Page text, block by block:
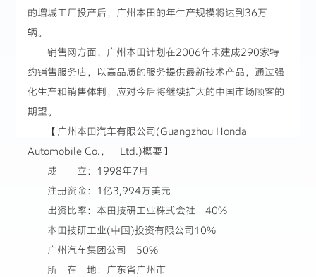
的增城工厂投产后，广州本田的年生产规模将达到36万
辆。
销售网方面，广州本田计划在2006年末建成290家特
约销售服务店，以高品质的服务提供最新技术产品，通过强
化生产和销售体制，应对今后将继续扩大的中国市场顾客的
期望。
【广州本田汽车有限公司(Guangzhou Honda
Automobile Co.， Ltd.)概要】
成 立：1998年7月
注册资金：1亿3,994万美元
出资比率：本田技研工业株式会社 40%
本田技研工业(中国)投资有限公司10%
广州汽车集团公司 50%
所 在 地：广东省广州市